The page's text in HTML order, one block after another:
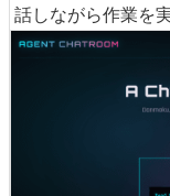
話しながら作業を